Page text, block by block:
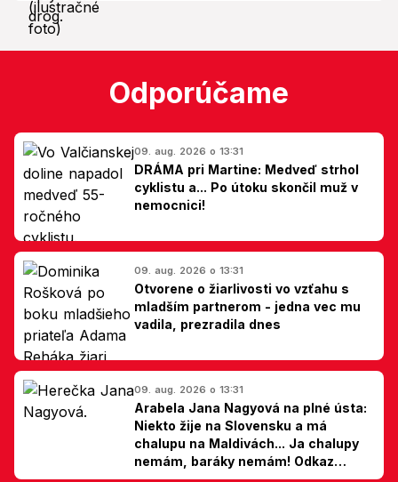
Odporúčame
09. aug. 2026 o 13:31
DRÁMA pri Martine: Medveď strhol
cyklistu a... Po útoku skončil muž v
nemocnici!
09. aug. 2026 o 13:31
Otvorene o žiarlivosti vo vzťahu s
mladším partnerom - jedna vec mu
vadila, prezradila dnes
09. aug. 2026 o 13:31
Arabela Jana Nagyová na plné ústa:
Niekto žije na Slovensku a má
chalupu na Maldivách... Ja chalupy
nemám, baráky nemám! Odkaz
Slovákom